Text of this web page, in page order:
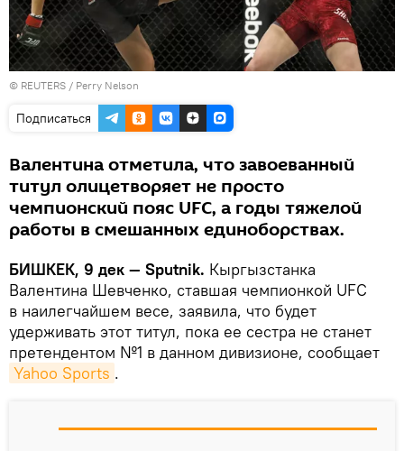
© REUTERS / Perry Nelson
Подписаться
Валентина отметила, что завоеванный
титул олицетворяет не просто
чемпионский пояс UFC, а годы тяжелой
работы в смешанных единоборствах.
БИШКЕК, 9 дек — Sputnik. Кыргызстанка
Валентина Шевченко, ставшая чемпионкой UFC
в наилегчайшем весе, заявила, что будет
удерживать этот титул, пока ее сестра не станет
претендентом №1 в данном дивизионе, сообщает
Yahoo Sports .